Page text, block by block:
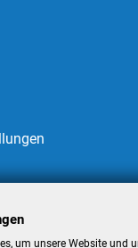
um unsere Website und